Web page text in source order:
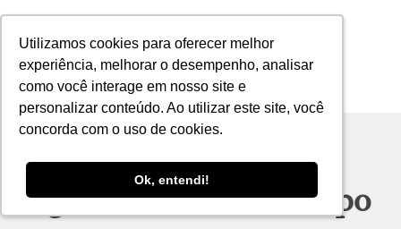
Utilizamos cookies para oferecer melhor
experiência, melhorar o desempenho, analisar
como você interage em nosso site e
personalizar conteúdo. Ao utilizar este site, você
concorda com o uso de cookies.
Ok, entendi!
Utilizamos cookies para oferecer melhor
experiência, melhorar o desempenho, analisar
como você interage em nosso site e
personalizar conteúdo. Ao utilizar este site, você
concorda com o uso de cookies.
Ok, entendi!
MENU
Tag archive: cabelo crespo